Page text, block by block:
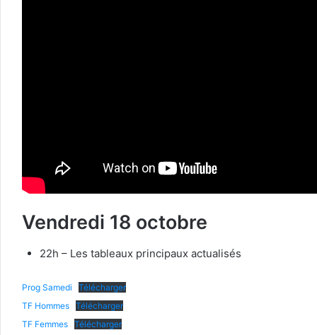
Vendredi 18 octobre
22h – Les tableaux principaux actualisés
Prog Samedi
Télécharger
TF Hommes Télécharger
TF Femmes Télécharger